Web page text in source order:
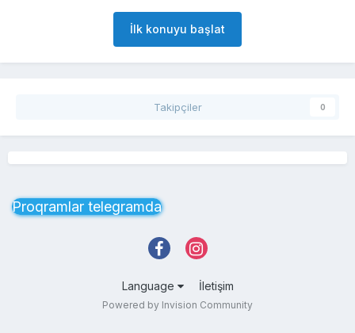
İlk konuyu başlat
Takipçiler 0
Proqramlar telegramda
Language İletişim
Powered by Invision Community